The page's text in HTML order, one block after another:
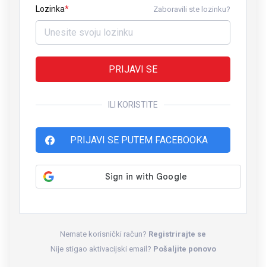
Lozinka Zaboravili ste lozinku?
PRIJAVI SE
ILI KORISTITE
PRIJAVI SE PUTEM FACEBOOKA
Nemate korisnički račun? Registrirajte se
Nije stigao aktivacijski email? Pošaljite ponovo